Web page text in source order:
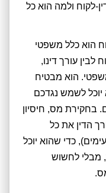
לקוח ולמה הוא כל
הוא כלל משפטי
לבין עורך דינו,
הוא מבטיח
לשמש נגדכם
בחקירת מס, חיסיון
הדין את כל
כדי שהוא יוכל
מבלי לחשוש